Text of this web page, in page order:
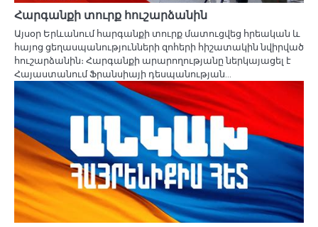
Հարգանքի տուրք հուշարձանին
Այսօր Երևանում հարգանքի տուրք մատուցվեց հրեական և
հայոց ցեղասպանությունների զոհերի հիշատակին նվիրված
հուշարձանին։ Հարգանքի արարողությանը ներկայացել է
Հայաստանում Ֆրանսիայի դեսպանության…